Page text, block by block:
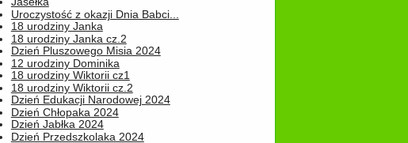
Uroczystość z okazji Dnia Babci...
18 urodziny Janka
18 urodziny Janka cz.2
Dzień Pluszowego Misia 2024
12 urodziny Dominika
18 urodziny Wiktorii cz1
18 urodziny Wiktorii cz.2
Dzień Edukacji Narodowej 2024
Dzień Chłopaka 2024
Dzień Jabłka 2024
Dzień Przedszkolaka 2024